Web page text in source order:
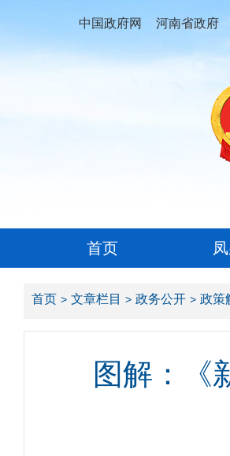
中国政府网 河南省政府
首页
首页 文章栏目 政务公开 政策
图解：《